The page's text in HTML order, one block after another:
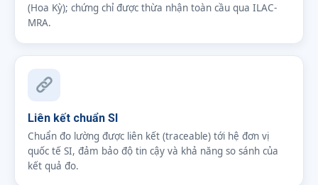
(Hoa Kỳ); chứng chỉ được thừa nhận toàn cầu qua ILAC-
MRA.
Liên kết chuẩn SI
Chuẩn đo lường được liên kết (traceable) tới hệ đơn vị
quốc tế SI, đảm bảo độ tin cậy và khả năng so sánh của
kết quả đo.